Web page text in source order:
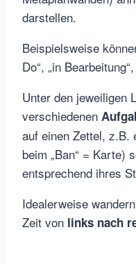
darstellen.
Beispielsweise
Do“, „in
Unter den jeweiligen
verschiedenen
auf einen Zettel,
beim „Ban“ = Karte)
entsprechend ihres
Idealerweise
Zeit von links nach